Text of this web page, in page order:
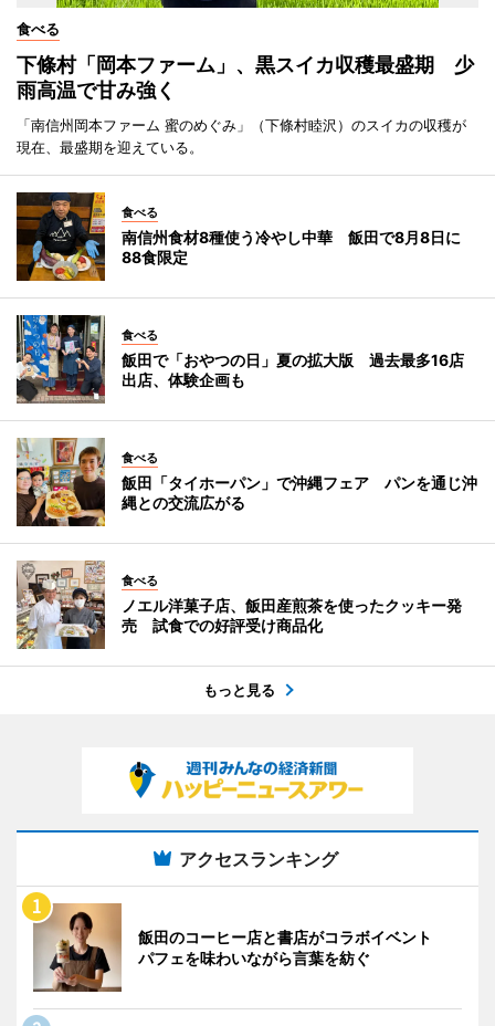
食べる
下條村「岡本ファーム」、黒スイカ収穫最盛期 少
雨高温で甘み強く
「南信州岡本ファーム 蜜のめぐみ」（下條村睦沢）のスイカの収穫が
現在、最盛期を迎えている。
食べる
南信州食材8種使う冷やし中華 飯田で8月8日に
88食限定
食べる
飯田で「おやつの日」夏の拡大版 過去最多16店
出店、体験企画も
食べる
飯田「タイホーパン」で沖縄フェア パンを通じ沖
縄との交流広がる
食べる
ノエル洋菓子店、飯田産煎茶を使ったクッキー発
売 試食での好評受け商品化
もっと見る
アクセスランキング
飯田のコーヒー店と書店がコラボイベント
パフェを味わいながら言葉を紡ぐ